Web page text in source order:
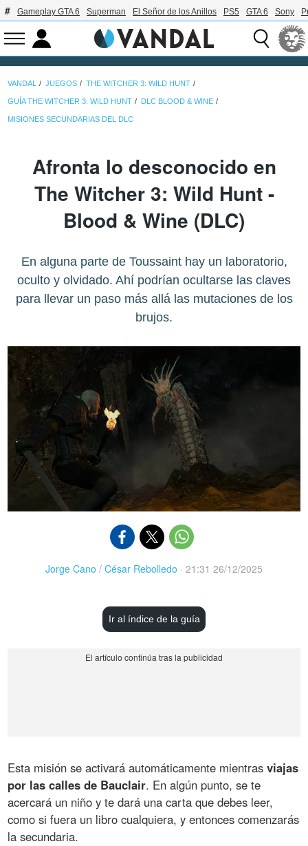
Gameplay GTA 6 Superman El Señor de los Anillos PS5 GTA 6 Sony
VANDAL JUEGOS THE WITCHER 3: WILD HUNT
GUÍA THE WITCHER 3: WILD HUNT DLC BLOOD & WINE
MISIONES SECUNDARIAS DEL DLC
Afronta lo desconocido en
The Witcher 3: Wild Hunt -
Blood & Wine (DLC)
En alguna parte de Toussaint hay un laboratorio,
oculto y olvidado. Ahí podrían ocultarse las claves
para llevar un paso más allá las mutaciones de los
brujos.
Jorge Cano / César Rebolledo · 21:31 26/12/2025
Ir al índice de la guía
Esta misión se activará automáticamente mientrasviajas
por las calles de Bauclair. En algún punto, se te
acercará un niño y te dará una carta que debes leer,
como si fuera un libro cualquiera, y entonces comenzarás
la secundaria.